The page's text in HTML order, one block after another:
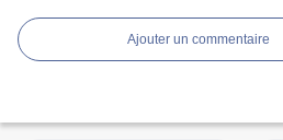
Ajouter un commentaire